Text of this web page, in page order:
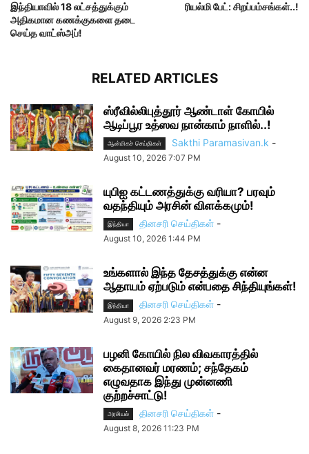
இந்தியாவில் 18 லட்சத்துக்கும்
அதிகமான கணக்குகளை தடை
செய்த வாட்ஸ்அப்!
ரியல்மி பேட்: சிறப்பம்சங்கள்..!
RELATED ARTICLES
ஸ்ரீவில்லிபுத்தூர் ஆண்டாள் கோயில்
ஆடிப்பூர உத்ஸவ நான்காம் நாளில்..!
ஆன்மிகச் செய்திகள் Sakthi Paramasivan.k -
August 10, 2026 7:07 PM
யுபிஐ கட்டணத்துக்கு வரியா? பரவும்
வதந்தியும் அரசின் விளக்கமும்!
இந்தியா தினசரி செய்திகள் -
August 10, 2026 1:44 PM
உங்களால் இந்த தேசத்துக்கு என்ன
ஆதாயம் ஏற்படும் என்பதை சிந்தியுங்கள்!
இந்தியா தினசரி செய்திகள் -
August 9, 2026 2:23 PM
பழனி கோயில் நில விவகாரத்தில்
கைதானவர் மரணம்; சந்தேகம்
எழுவதாக இந்து முன்னணி
குற்றச்சாட்டு!
அரசியல் தினசரி செய்திகள் -
August 8, 2026 11:23 PM